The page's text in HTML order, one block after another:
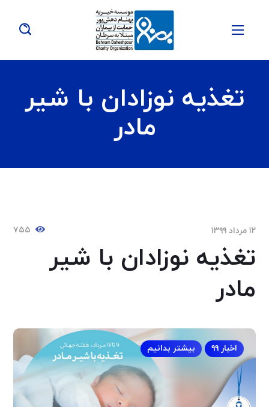
تغذیه نوزادان با شیر
مادر
۱۲ مرداد ۱۳۹۹ ۷۵۵
تغذیه نوزادان با شیر
مادر
اخبار ۹۹ بیشتر بدانیم